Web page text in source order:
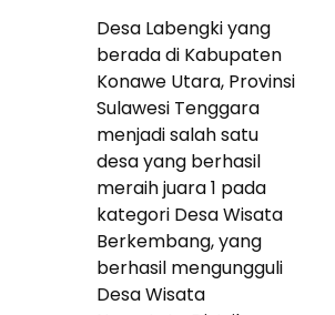
Desa Labengki yang
berada di Kabupaten
Konawe Utara, Provinsi
Sulawesi Tenggara
menjadi salah satu
desa yang berhasil
meraih juara 1 pada
kategori Desa Wisata
Berkembang, yang
berhasil mengungguli
Desa Wisata